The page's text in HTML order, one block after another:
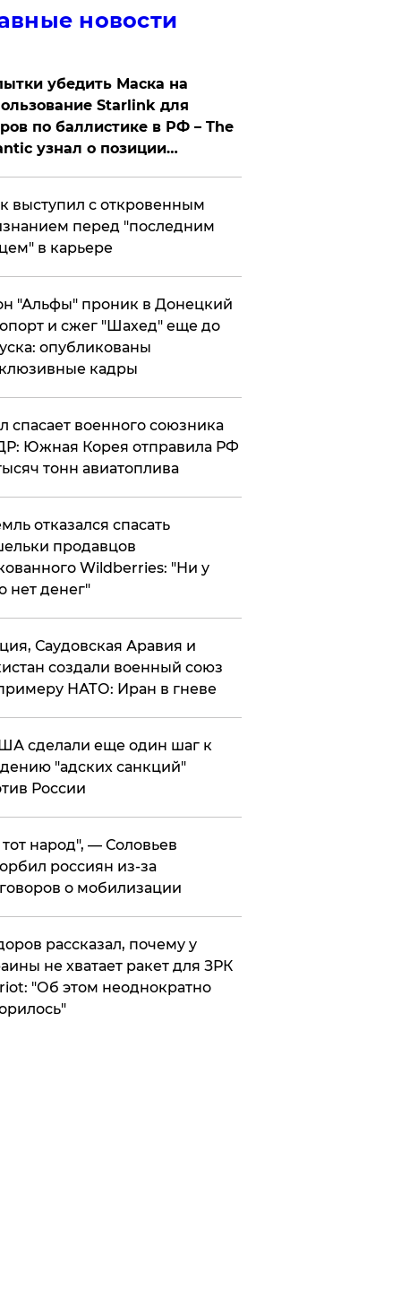
новости
убедить Маска на
Starlink для
по баллистике в РФ – The
узнал о позиции
выступил с откровенным
перед "последним
в карьере
"Альфы" проник в Донецкий
и сжег "Шахед" еще до
опубликованы
кадры
спасает военного союзника
Южная Корея отправила РФ
тонн авиатоплива
отказался спасать
продавцов
Wildberries: "Ни у
нет денег"
Саудовская Аравия и
создали военный союз
НАТО: Иран в гневе
сделали еще один шаг к
"адских санкций"
России
народ", — Соловьев
россиян из-за
о мобилизации
рассказал, почему у
не хватает ракет для ЗРК
"Об этом неоднократно